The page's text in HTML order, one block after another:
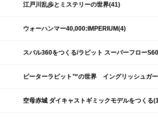
江戸川乱歩とミステリーの世界(41)
ウォーハンマー40,000:IMPERIUM(4)
スバル360をつくる/ラビット スーパーフロー
ピーターラビット™の世界 イングリッシュガ
空母赤城 ダイキャストギミックモデルをつくる